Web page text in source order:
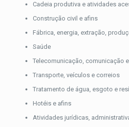
Cadeia produtiva e atividades
Construção civil e afins
Fábrica, energia, extração,
Saúde
Telecomunicação, comunicação
Transporte, veículos e correios
Tratamento de água, esgoto e
Hotéis e afins
Atividades jurídicas,